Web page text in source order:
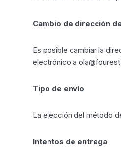
Cambio de dirección
Es posible cambiar la
electrónico a
Tipo de envío
La elección del método
Intentos de entrega